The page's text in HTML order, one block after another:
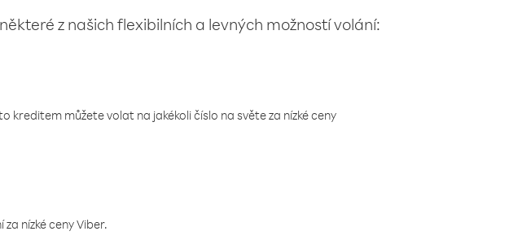
z našich flexibilních a levných možností volání:
můžete volat na jakékoli číslo na světe za nízké ceny
nízké ceny Viber.